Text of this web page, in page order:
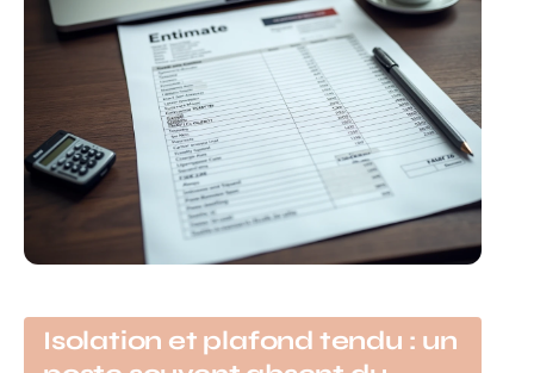
Isolation et plafond tendu : un